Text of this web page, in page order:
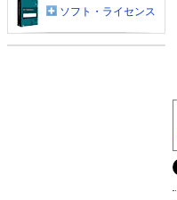
ソフト・ライセンス